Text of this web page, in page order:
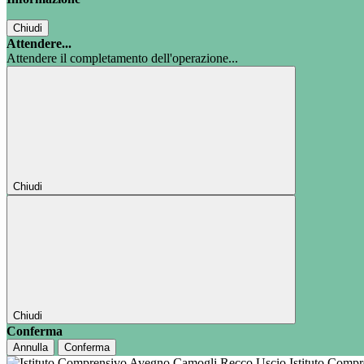
Chiudi
Attendere...
Attendere il completamento dell'operazione...
Chiudi
Chiudi
Conferma
Annulla Conferma